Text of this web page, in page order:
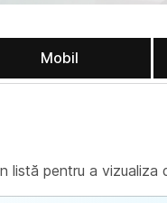
Mobil
listă pentru a vizualiza